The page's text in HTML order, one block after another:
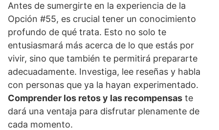
Antes de sumergirte en la experiencia de la
Opción #55, es crucial tener un conocimiento
profundo de qué trata. Esto no solo te
entusiasmará más acerca de lo que estás por
vivir, sino que también te permitirá prepararte
adecuadamente. Investiga, lee reseñas y habla
con personas que ya la hayan experimentado.
Comprender los retos y las recompensas te
dará una ventaja para disfrutar plenamente de
cada momento.